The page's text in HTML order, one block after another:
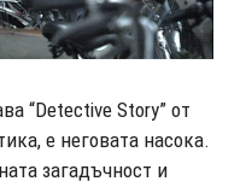
“Detective Story” от
е неговата насока.
загадъчност и